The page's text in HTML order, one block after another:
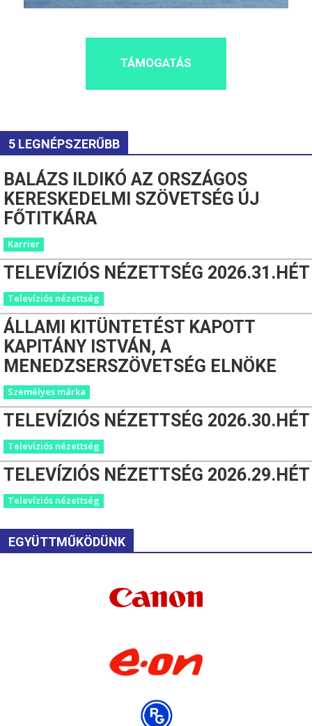
TÁMOGATÁS
5 LEGNÉPSZERŰBB
BALÁZS ILDIKÓ AZ ORSZÁGOS
KERESKEDELMI SZÖVETSÉG ÚJ
FŐTITKÁRA
Karrier
TELEVÍZIÓS NÉZETTSÉG 2026.31.HÉT
Televíziós nézettség
ÁLLAMI KITÜNTETÉST KAPOTT
KAPITÁNY ISTVÁN, A
MENEDZSERSZÖVETSÉG ELNÖKE
Személyes márka
TELEVÍZIÓS NÉZETTSÉG 2026.30.HÉT
Televíziós nézettség
TELEVÍZIÓS NÉZETTSÉG 2026.29.HÉT
Televíziós nézettség
EGYÜTTMŰKÖDÜNK